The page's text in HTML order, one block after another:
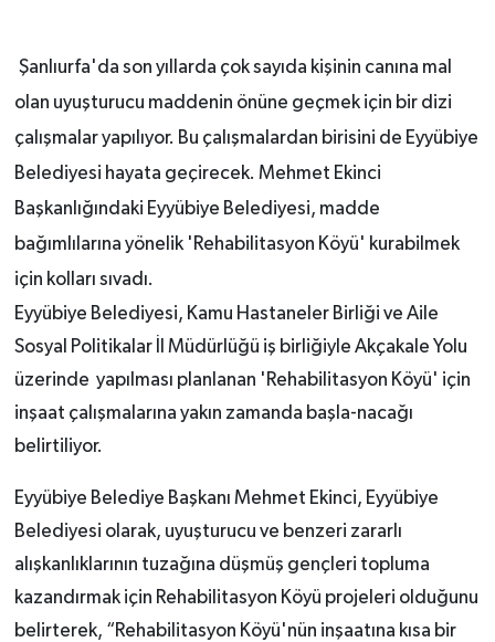
Şanlıurfa'da son yıllarda çok sayıda kişinin canına mal
olan uyuşturucu maddenin önüne geçmek için bir dizi
çalışmalar yapılıyor. Bu çalışmalardan birisini de Eyyübiye
Belediyesi hayata geçirecek. Mehmet Ekinci
Başkanlığındaki Eyyübiye Belediyesi, madde
bağımlılarına yönelik 'Rehabilitasyon Köyü' kurabilmek
için kolları sıvadı.
Eyyübiye Belediyesi, Kamu Hastaneler Birliği ve Aile
Sosyal Politikalar İl Müdürlüğü iş birliğiyle Akçakale Yolu
üzerinde yapılması planlanan 'Rehabilitasyon Köyü' için
inşaat çalışmalarına yakın zamanda başla-nacağı
belirtiliyor.
Eyyübiye Belediye Başkanı Mehmet Ekinci, Eyyübiye
Belediyesi olarak, uyuşturucu ve benzeri zararlı
alışkanlıklarının tuzağına düşmüş gençleri topluma
kazandırmak için Rehabilitasyon Köyü projeleri olduğunu
belirterek, “Rehabilitasyon Köyü'nün inşaatına kısa bir